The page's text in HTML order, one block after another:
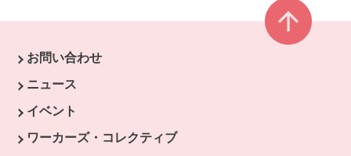
す。
きます。
お問い合わせ
ニュース
イベント
ワーカーズ・コレクティブ